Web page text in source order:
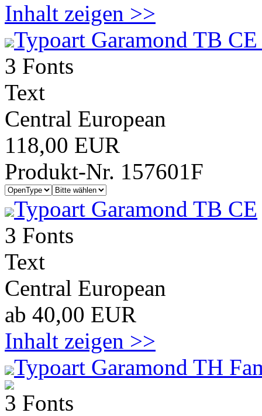
Inhalt zeigen >>
Typoart Garamond TB
3 Fonts
Text
Central European
118,00 EUR
Produkt-Nr. 157601F
Typoart Garamond TB CE
3 Fonts
Text
Central European
ab 40,00 EUR
Inhalt zeigen >>
Typoart Garamond TH
3 Fonts